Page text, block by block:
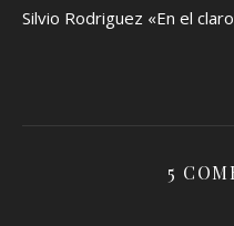
Silvio Rodriguez «En el
5